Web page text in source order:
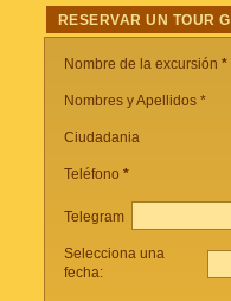
RESERVAR UN TOUR
Nombre de la excursión *
Nombres y Apellidos *
Ciudadania
Teléfono *
Telegram
Selecciona una
fecha: